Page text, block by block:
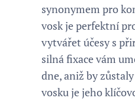
synonymem pro
vosk je perfektní
vytvářet účesy s
silná fixace vám
dne, aniž by
vosku je jeho